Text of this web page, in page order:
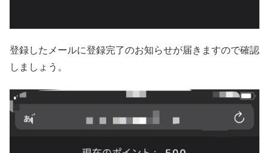
登録したメールに登録完了のお知らせが届きますので確認
しましょう。